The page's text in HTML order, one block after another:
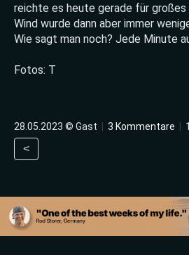
reichte es heute gerade für
Wind wurde dann aber immer
Wie sagt man noch? Jede Minute
Fotos: T
28.05.2023 © Gast 3 Kommentare
<